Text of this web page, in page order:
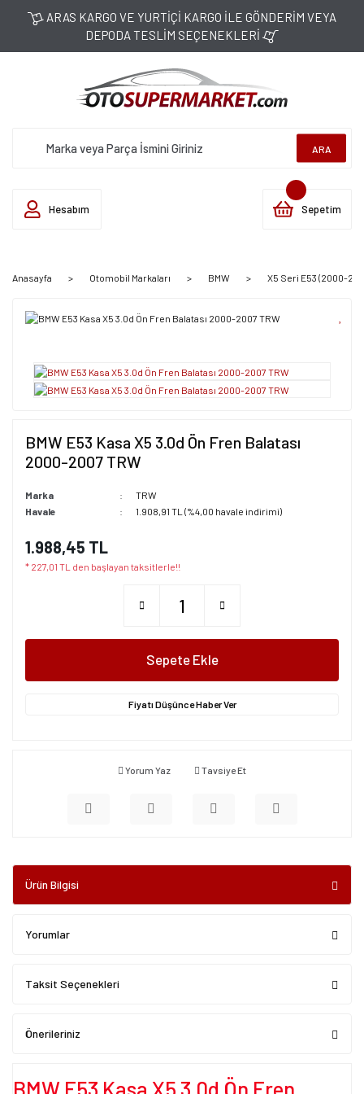
ARAS KARGO VE YURTİÇİ KARGO İLE GÖNDERİM VEYA
DEPODA TESLİM SEÇENEKLERİ
ARA
Hesabım Sepetim
Anasayfa Otomobil Markaları BMW X5 Seri E53 (2000-
BMW E53 Kasa X5 3.0d Ön Fren Balatası
2000-2007 TRW
Marka
TRW
Havale
1.908,91 TL (%4,00 havale indirimi)
1.988,45 TL
* 227,01 TL den başlayan taksitlerle!!
Sepete Ekle
Fiyatı Düşünce Haber Ver
Yorum Yaz Tavsiye Et
Ürün Bilgisi
Yorumlar
Taksit Seçenekleri
Önerileriniz
BMW E53 Kasa X5 3.0d Ön Fren